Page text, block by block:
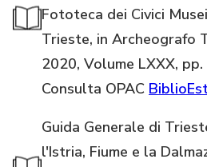
Fototeca dei Civici
Trieste, in Archeografo
2020, Volume LXXX,
Consulta OPAC
Guida Generale di
l'Istria, Fiume e la